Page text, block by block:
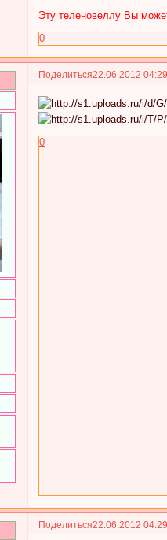
Эту теленовеллу Вы
0
Поделиться22.06.2012
0
Поделиться22.06.2012